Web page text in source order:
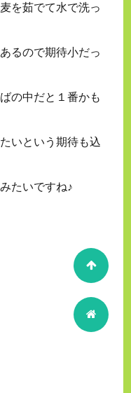
を茹でて水で洗っ
るので期待小だっ
の中だと１番かも
いという期待も込
たいですね♪